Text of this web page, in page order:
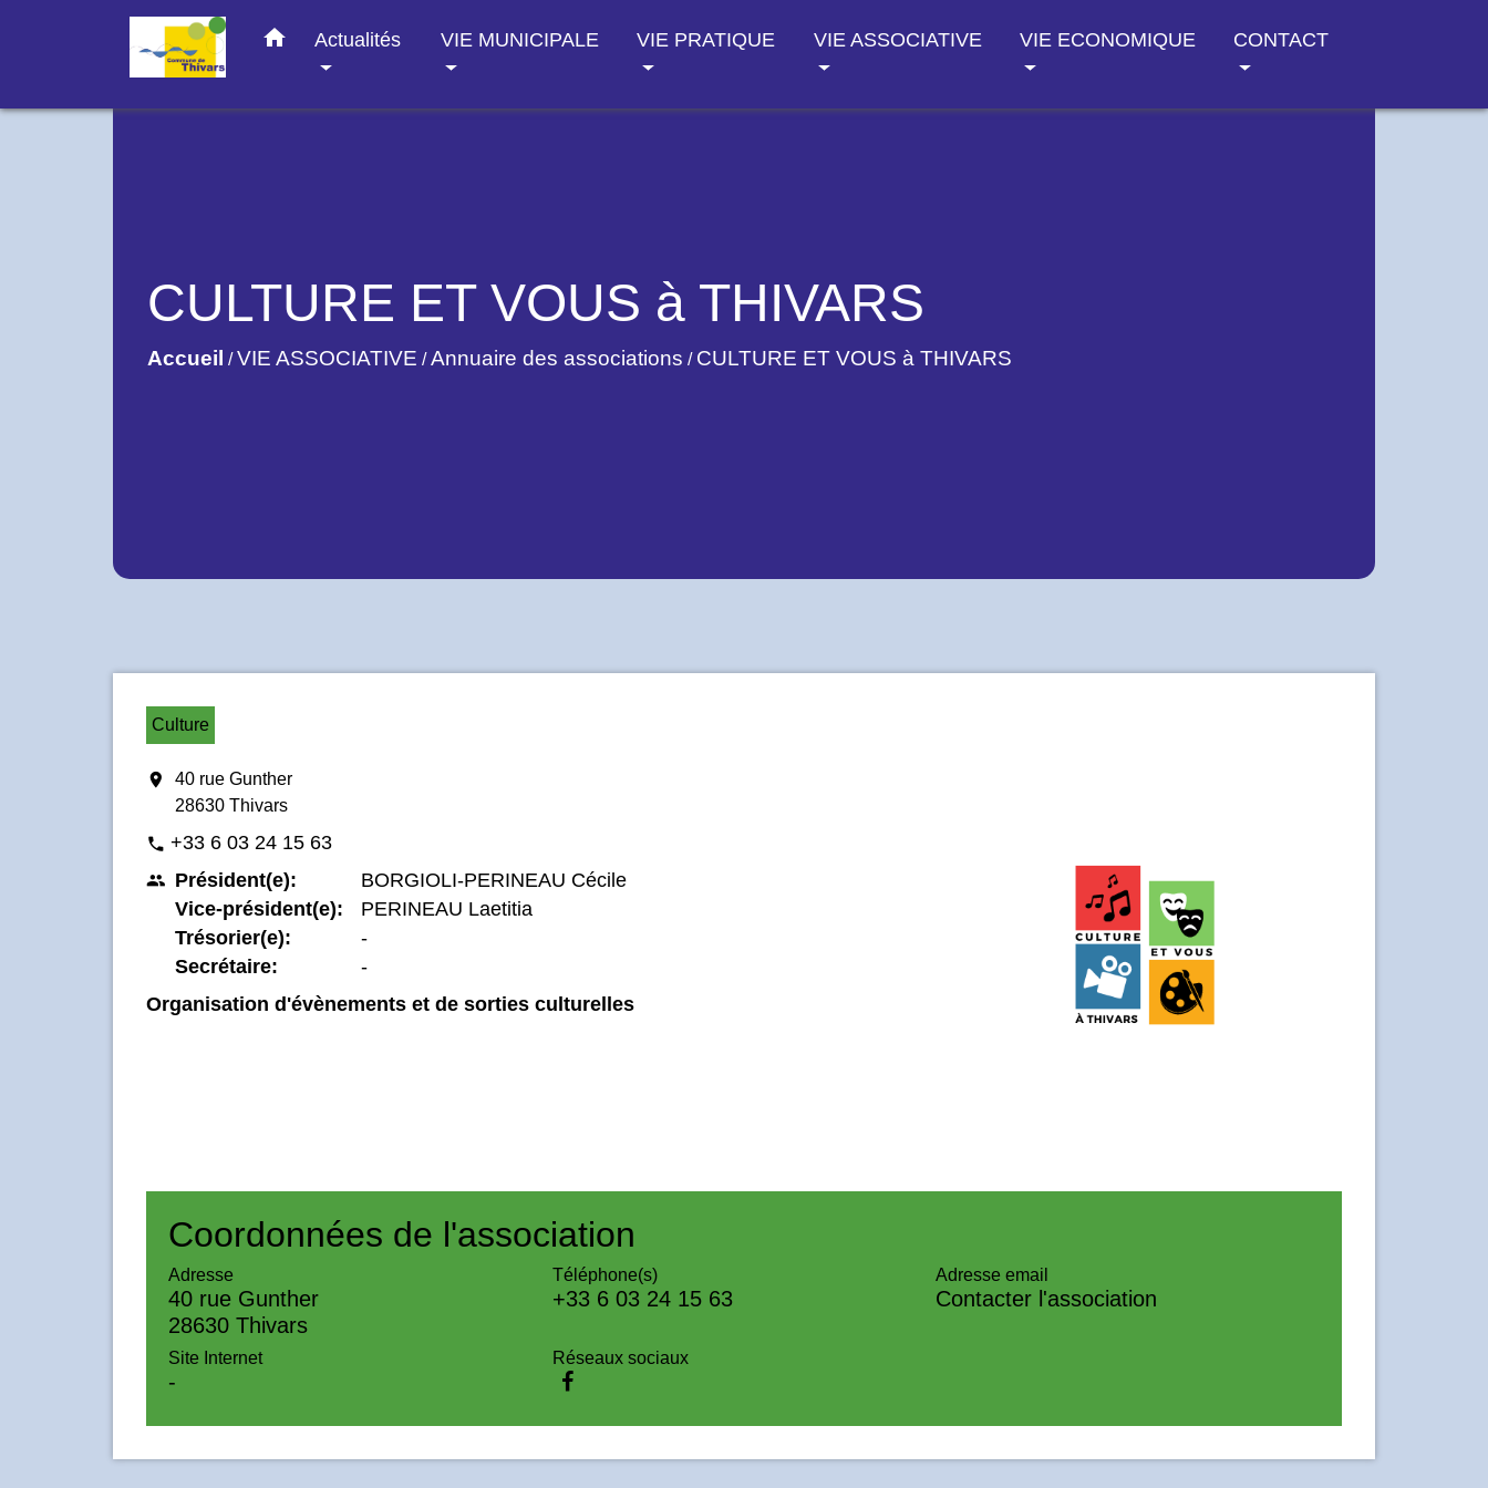
home Actualités VIE MUNICIPALE VIE PRATIQUE VIE ASSOCIATIVE VIE ECONOMIQUE CONTACT
CULTURE ET VOUS à THIVARS
Accueil /VIE ASSOCIATIVE /Annuaire des associations / CULTURE ET VOUS à THIVARS
Culture
location_on
40 rue Gunther
28630 Thivars
phone +33 6 03 24 15 63
people Président(e):
Vice-président(e):
Trésorier(e):
Secrétaire:
BORGIOLI-PERINEAU Cécile
PERINEAU Laetitia
-
-
Organisation d'évènements et de sorties culturelles
Coordonnées de l'association
Adresse
40 rue Gunther
28630 Thivars
Téléphone(s)
+33 6 03 24 15 63
Adresse email
Contacter l'association
Site Internet
-
Réseaux sociaux